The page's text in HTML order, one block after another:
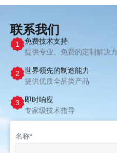
联系我们
1
免费技术支持
提供专业、免费的定制解决
2
世界领先的制造能力
提供优质全品类产品
3
即时响应
专家级技术指导
名称*